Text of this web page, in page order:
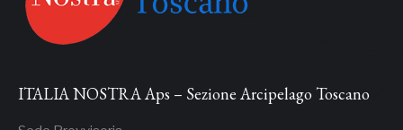
ITALIA NOSTRA Aps – Sezione Arcipelago Toscano